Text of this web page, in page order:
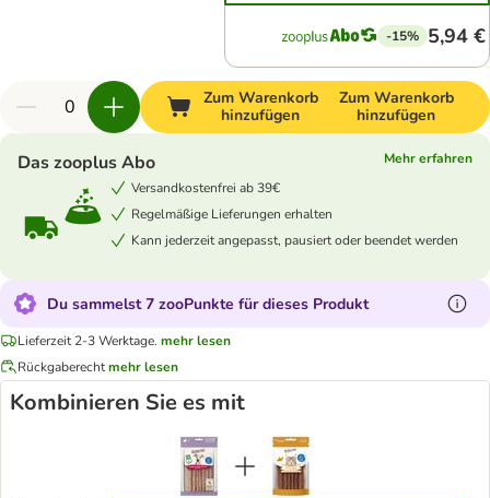
-15% 5,94 €
Zum Warenkorb
hinzufügen
Zum Warenkorb
hinzufügen
Das zooplus Abo
Mehr erfahren
Versandkostenfrei ab 39€
Regelmäßige Lieferungen erhalten
Kann jederzeit angepasst, pausiert oder beendet werden
Du sammelst 7 zooPunkte für dieses Produkt
Lieferzeit 2-3 Werktage. mehr lesen
Rückgaberechtmehr lesen
Kombinieren Sie es mit